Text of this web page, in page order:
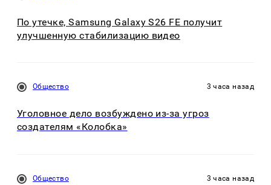
По утечке, Samsung Galaxy S26 FE получит
улучшенную стабилизацию видео
Общество 3 часа назад
Уголовное дело возбуждено из-за угроз
создателям «Колобка»
Общество 3 часа назад